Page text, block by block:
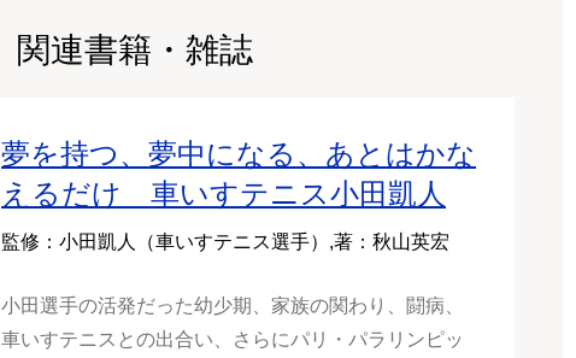
関連書籍・雑誌
夢を持つ、夢中になる、あとはかな
えるだけ 車いすテニス小田凱人
監修：小田凱人（車いすテニス選手）,著：秋山英宏
小田選手の活発だった幼少期、家族の関わり、闘病、
車いすテニスとの出合い、さらにパリ・パラリンピッ